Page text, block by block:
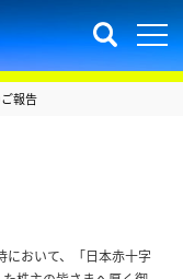
報告
おいて、「日本赤十字